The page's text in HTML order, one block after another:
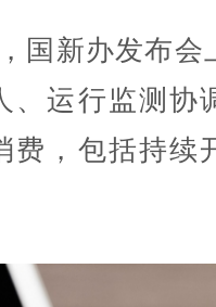
新办发布会
、运行监测协
费，包括持续